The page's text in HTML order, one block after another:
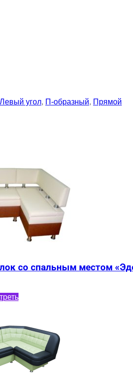
Левый угол, П-образный, Прямой
со спальным местом